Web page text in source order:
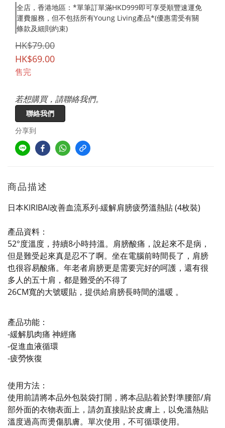
全店，香港地區：*單筆訂單滿HKD999即可享受順豐速運免
運費服務，但不包括所有Young Living產品*(優惠需受有關
條款及細則約束)
HK$79.00
HK$69.00
售完
若想購買，請聯絡我們。
聯絡我們
分享到
商品描述
日本KIRIBAI改善血流系列-緩解肩膀疲勞溫熱貼 (4枚裝)
產品資料：
52°度溫度，持續8小時持溫。肩膀酸痛，說起來不是病，
但是難受起來真是忍不了啊。坐在電腦前時間長了，肩膀
也很容易酸痛。年老者肩膀更是需要完好的呵護，還有很
多人的五十肩，都是難受的不得了
26CM寬的大號暖貼，提供給肩膀長時間的溫暖 。
產品功能：
-緩解肌肉痛 神經痛
-促進血液循環
-疲勞恢復
使用方法：
使用前請將本品外包裝袋打開，將本品貼着於對準腰部/肩
部外面的衣物表面上，請勿直接貼於皮膚上，以免溫熱貼
溫度過高而燙傷肌膚。單次使用，不可循環使用。